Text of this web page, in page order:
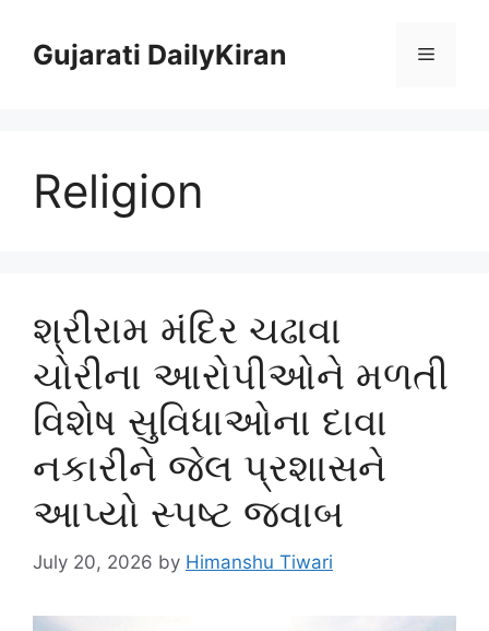
contentGujarati DailyKiran Menu
Religion
શ્રીરામ મંદિર ચઢાવા
ચોરીના આરોપીઓને મળતી
વિશેષ સુવિધાઓના દાવા
નકારીને જેલ પ્રશાસને
આપ્યો સ્પષ્ટ જવાબ
July 20, 2026 by Himanshu Tiwari